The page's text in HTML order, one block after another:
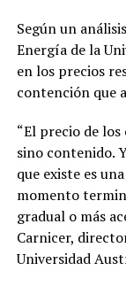
Según un
Energía de la
en los precios
contención que
“El precio de
sino contenido.
que existe es
momento
gradual o más
Carnicer,
Universidad